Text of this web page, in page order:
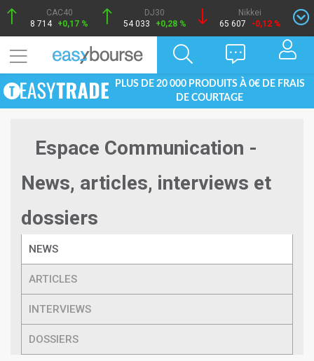
CAC40
8 714 +0,17 %
DJ30
54 033
+0,28 %
Nikkei
65 607
-0,12 %
PLUS DE 20 000 PRODUITS À 0€ DE FRAIS
DE COURTAGE
Espace Communication -
News, articles, interviews et
dossiers
NEWS
ARTICLES
INTERVIEWS
DOSSIERS